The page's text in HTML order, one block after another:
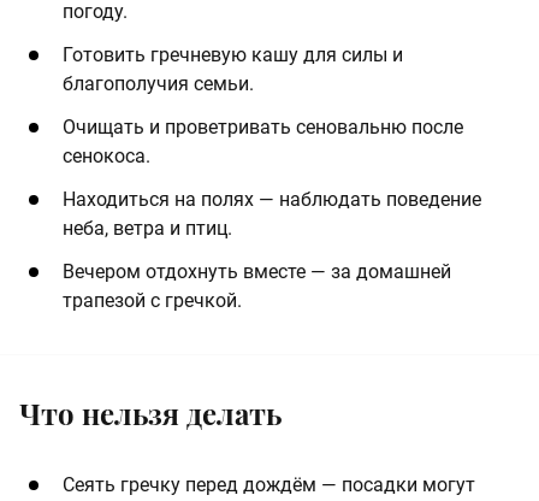
погоду.
Готовить гречневую кашу для силы и
благополучия семьи.
Очищать и проветривать сеновальню после
сенокоса.
Находиться на полях — наблюдать поведение
неба, ветра и птиц.
Вечером отдохнуть вместе — за домашней
трапезой с гречкой.
Что нельзя делать
Сеять гречку перед дождём — посадки могут